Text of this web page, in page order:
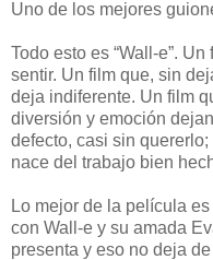
Uno de los mejores
Todo esto es “Wall-e”.
sentir. Un film que, sin
deja indiferente. Un film
diversión y emoción
defecto, casi sin
nace del trabajo bien
Lo mejor de la película
con Wall-e y su amada
presenta y eso no deja